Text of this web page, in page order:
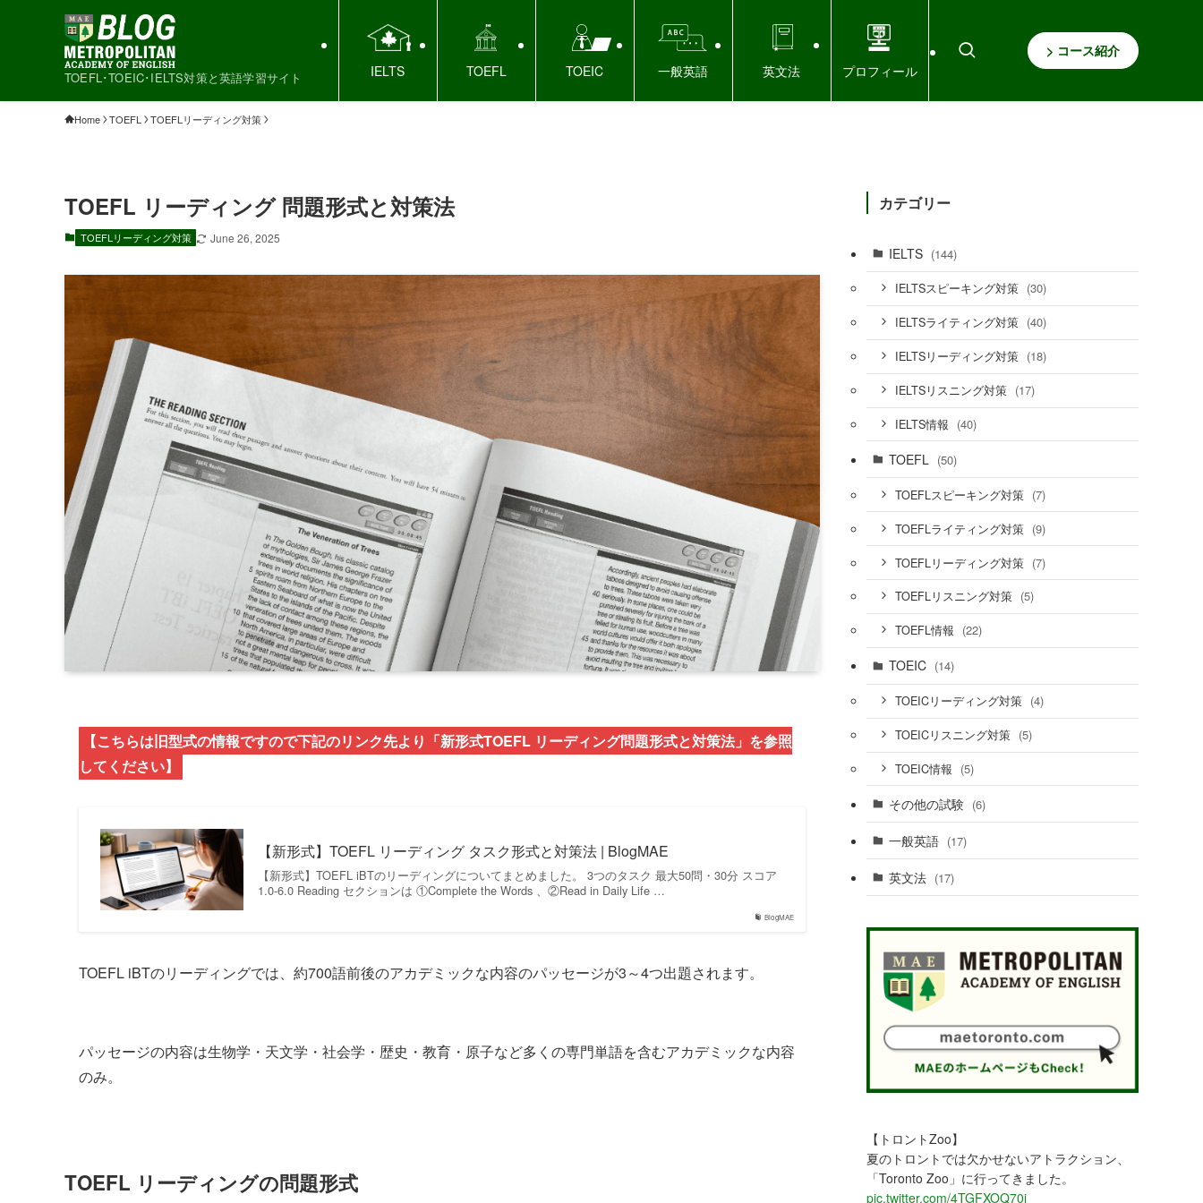
TOEFL･TOEIC･IELTS対策と英語学習サイト IELTS TOEFL TOEIC 一般英語 英文法 プロフィール
> コース紹介
Home TOEFL TOEFLリーディング対策
TOEFL リーディング 問題形式と対策法
TOEFLリーディング対策 June 26, 2025
【こちらは旧型式の情報ですので下記のリンク先より「新形式TOEFL リーディング問題形式と対策法」を参照
してください】
BlogMAE
【新形式】TOEFL リーディング タスク形式と対策法 | BlogMAE
【新形式】TOEFL iBTのリーディングについてまとめました。 3つのタスク 最大50問・30分 スコア
1.0-6.0 Reading セクションは ①Complete the Words 、②Read in Daily Life …
TOEFL iBTのリーディングでは、約700語前後のアカデミックな内容のパッセージが3～4つ出題されます。
パッセージの内容は生物学・天文学・社会学・歴史・教育・原子など多くの専門単語を含むアカデミックな内容
のみ。
TOEFL リーディングの問題形式
カテゴリー
IELTS (144)
IELTSスピーキング対策 (30)
IELTSライティング対策 (40)
IELTSリーディング対策 (18)
IELTSリスニング対策 (17)
IELTS情報 (40)
TOEFL (50)
TOEFLスピーキング対策 (7)
TOEFLライティング対策 (9)
TOEFLリーディング対策 (7)
TOEFLリスニング対策 (5)
TOEFL情報 (22)
TOEIC (14)
TOEICリーディング対策 (4)
TOEICリスニング対策 (5)
TOEIC情報 (5)
その他の試験 (6)
一般英語 (17)
英文法 (17)
【トロントZoo】
夏のトロントでは欠かせないアトラクション、
「Toronto Zoo」に行ってきました。
pic.twitter.com/4TGFXOQ70j